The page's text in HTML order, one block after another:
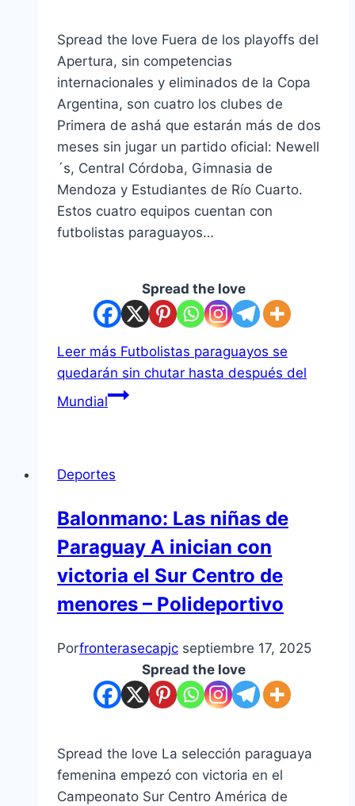
Spread the love Fuera de los playoffs del
Apertura, sin competencias
internacionales y eliminados de la Copa
Argentina, son cuatro los clubes de
Primera de ashá que estarán más de dos
meses sin jugar un partido oficial: Newell
´s, Central Córdoba, Gimnasia de
Mendoza y Estudiantes de Río Cuarto.
Estos cuatro equipos cuentan con
futbolistas paraguayos…
Spread the love
Leer más Futbolistas paraguayos se
quedarán sin chutar hasta después del
Mundial
Deportes
Balonmano: Las niñas de
Paraguay A inician con
victoria el Sur Centro de
menores – Polideportivo
Porfronterasecapjc septiembre 17, 2025
Spread the love
Spread the love La selección paraguaya
femenina empezó con victoria en el
Campeonato Sur Centro América de